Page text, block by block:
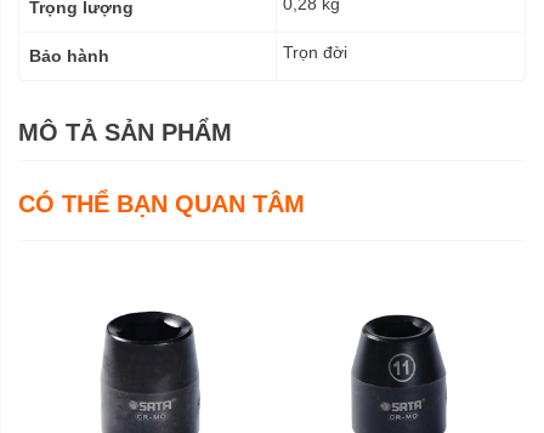
Trọng lượng
Bảo hành Trọn đời
MÔ TẢ SẢN PHẨM
CÓ THỂ BẠN QUAN TÂM